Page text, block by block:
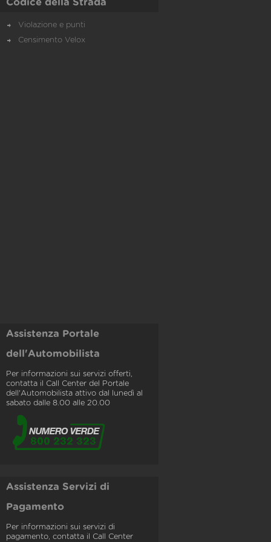
Codice della Strada
Violazione e punti
Censimento Velox
Assistenza Portale
dell'Automobilista
Per informazioni sui servizi offerti,
contatta il Call Center del Portale
dell'Automobilista attivo dal lunedì al
sabato dalle 8.00 alle 20.00
Assistenza Servizi di
Pagamento
Per informazioni sui servizi di
pagamento, contatta il Call Center